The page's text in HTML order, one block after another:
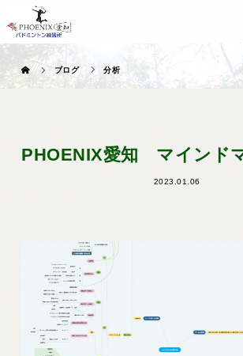
ブログ 分析
PHOENIX愛知 マインド
2023.01.06